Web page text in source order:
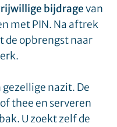
bijdragevan
met PIN. Na aftrek
de opbrengst naar
gezellige nazit. De
thee en serveren
U zoekt zelf de